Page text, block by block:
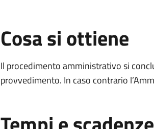
Cosa si ottiene
Il procedimento amministrativo si
provvedimento. In caso contrario